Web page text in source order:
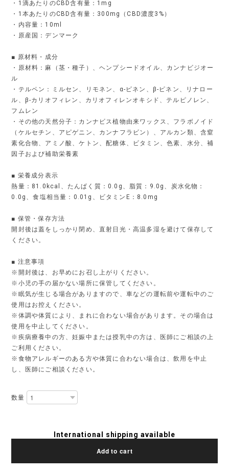
・1滴あたりのCBD含有量：1mg
・1本あたりのCBD含有量：300mg（CBD濃度3%）
・内容量：10ml
・原産国：デンマーク
■ 原材料・成分
・原材料：麻（茎・種子）、ヘンプシードオイル、カンナビジオー
ル
・テルペン：ミルセン、リモネン、α-ピネン、β-ピネン、リナロー
ル、β-カリオフィレン、カリオフィレンオキシド、テルピノレン、
フムレン
・その他の天然分子：カンナビス植物由来ワックス、フラボノイド
（ケルセチン、アピゲニン、カンナフラビン）、アルカン類、含窒
素化合物、アミノ酸、ケトン、配糖体、ビタミン、色素、水分、補
因子および補助栄養素
■ 栄養成分表示
熱量：81.0kcal、たんぱく質：0.0g、脂質：9.0g、炭水化物：
0.0g、食塩相当量：0.01g、ビタミンE：8.0mg
■ 保管・保存方法
開封後は蓋をしっかり閉め、直射日光・高温多湿を避けて保存して
ください。
■ 注意事項
※開封後は、お早めにお召し上がりください。
※小児の手の届かない場所に保管してください。
※眠気が生じる場合がありますので、車などの運転前や運転中のご
使用はお控えください。
※体調や体質により、まれに合わない場合があります。その場合は
使用を中止してください。
※疾病療養中の方、妊娠中または授乳中の方は、医師にご相談の上
ご利用ください。
※食物アレルギーのある方や体質に合わない場合は、飲用を中止
し、医師にご相談ください。
数量
International shipping available
Add to cart